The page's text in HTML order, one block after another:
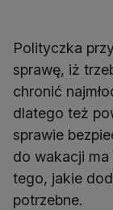
Polityczka
sprawę, iż
chronić
dlatego też
sprawie
do wakacji
tego, jakie
potrzebne.